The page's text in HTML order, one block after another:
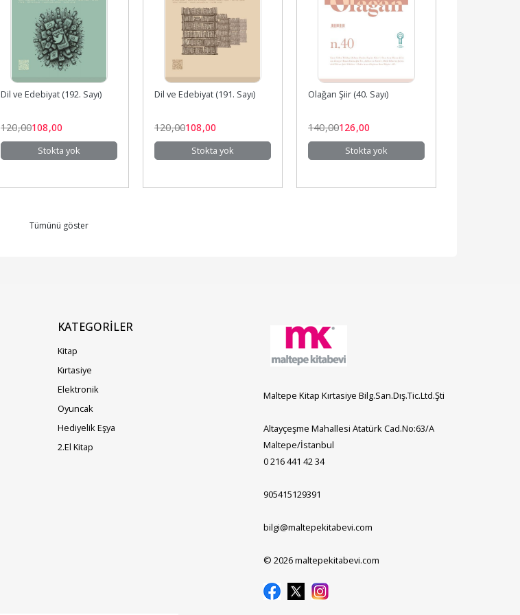
Dil ve Edebiyat (192. Sayı)
120,00108,00
Stokta yok
Dil ve Edebiyat (191. Sayı)
120,00108,00
Stokta yok
Olağan Şiir (40. Sayı)
140,00126,00
Stokta yok
Tümünü göster
KATEGORILER
Kitap
Kırtasiye
Elektronik
Oyuncak
Hediyelik Eşya
2.El Kitap
Maltepe Kitap Kırtasiye Bilg.San.Dış.Tic.Ltd.Şti
Altayçeşme Mahallesi Atatürk Cad.No:63/A
Maltepe/İstanbul
0 216 441 42 34
905415129391
bilgi@maltepekitabevi.com
© 2026 maltepekitabevi.com